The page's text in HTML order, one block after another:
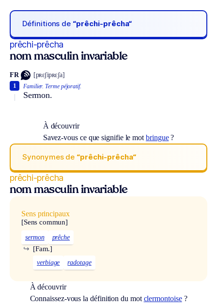
Définitions de “prêchi-prêcha“
prêchi-prêcha
nom masculin invariable
FR [pʀɛʃipʀɛʃa]
Familier. Terme péjoratif.
Sermon.
1
À découvrir
Savez-vous ce que signifie le mot bringue?
Synonymes de “prêchi-prêcha“
prêchi-prêcha
nom masculin invariable
Sens principaux
[Sens commun]
sermon prêche
[Fam.]
↪
verbiage radotage
À découvrir
Connaissez-vous la définition du mot clermontoise?